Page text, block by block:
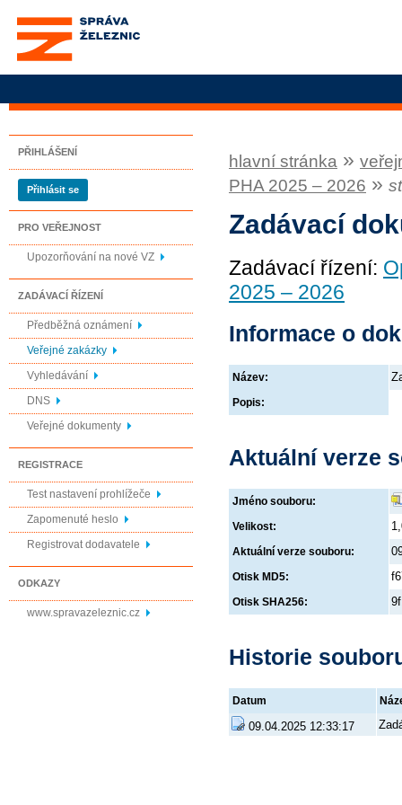
Správa železnic, státní
organizace
PŘIHLÁŠENÍ
Přihlásit se
PRO VEŘEJNOST
Upozorňování na nové VZ
ZADÁVACÍ ŘÍZENÍ
Předběžná oznámení
Veřejné zakázky
Vyhledávání
DNS
Veřejné dokumenty
REGISTRACE
Test nastavení prohlížeče
Zapomenuté heslo
Registrovat dodavatele
ODKAZY
www.spravazeleznic.cz
hlavní stránka »
PHA 2025 – 2026 »
Zadávací
Zadávací řízení:
2025 – 2026
Informace o
Název:
Popis:
Aktuální verze
Jméno souboru:
Velikost:
Aktuální verze souboru:
Otisk MD5:
Otisk SHA256:
Historie
Datum
09.04.2025 12:33:17